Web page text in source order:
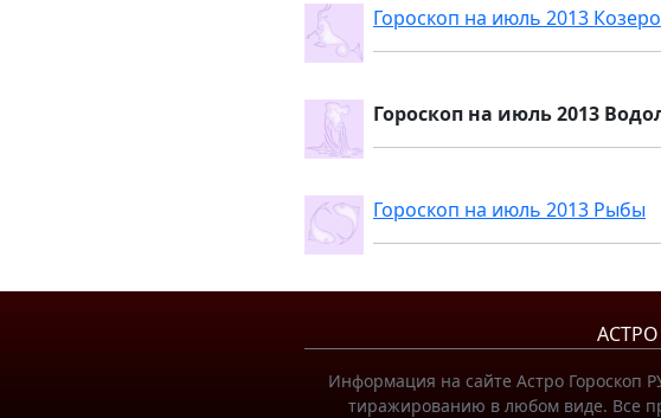
Гороскоп на июль 2013
Гороскоп на июль 2013
Гороскоп на июль 2013 Рыбы
Информация на сайте Астро Гороскоп
тиражированию в любом виде. Все